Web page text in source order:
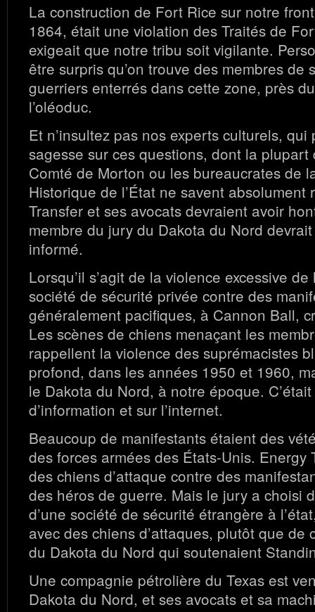
La construction de Fort Rice sur notre
1864, était une violation des Traités de
exigeait que notre tribu soit vigilante.
être surpris qu’on trouve des membres de
guerriers enterrés dans cette zone, près
l’oléoduc.
Et n’insultez pas nos experts culturels,
sagesse sur ces questions, dont la
Comté de Morton ou les bureaucrates de
Historique de l’État ne savent absolument
Transfer et ses avocats devraient avoir
membre du jury du Dakota du Nord
informé.
Lorsqu’il s’agit de la violence excessive
société de sécurité privée contre des
généralement pacifiques, à Cannon Ball,
Les scènes de chiens menaçant les
rappellent la violence des suprémacistes
profond, dans les années 1950 et 1960,
le Dakota du Nord, à notre époque.
d’information et sur l’internet.
Beaucoup de manifestants étaient des
des forces armées des États-Unis. Energy
des chiens d’attaque contre des
des héros de guerre. Mais le jury a choisi
d’une société de sécurité étrangère à
avec des chiens d’attaques, plutôt que de
du Dakota du Nord qui soutenaient
Une compagnie pétrolière du Texas est
Dakota du Nord, et ses avocats et sa